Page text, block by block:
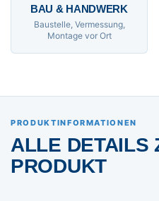
BAU & HANDWERK
Baustelle, Vermessung,
Montage vor Ort
PRODUKTINFORMATIONEN
ALLE DETAILS
PRODUKT